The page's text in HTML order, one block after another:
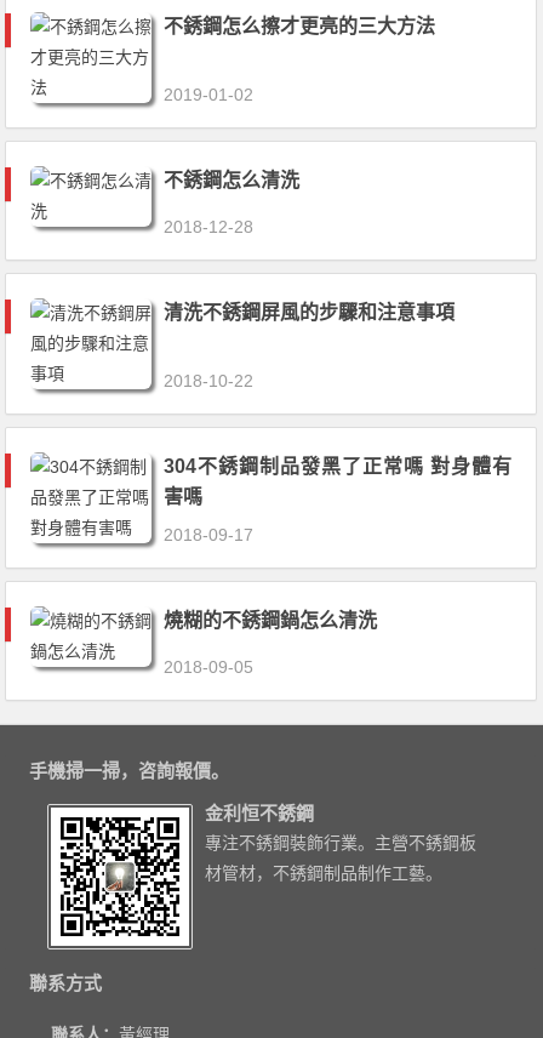
不銹鋼怎么擦才更亮的三大方法
2019-01-02
不銹鋼怎么清洗
2018-12-28
清洗不銹鋼屏風的步驟和注意事項
2018-10-22
304不銹鋼制品發黑了正常嗎 對身體有
害嗎
2018-09-17
燒糊的不銹鋼鍋怎么清洗
2018-09-05
手機掃一掃，咨詢報價。
金利恒不銹鋼
專注不銹鋼裝飾行業。主營不銹鋼板
材管材，不銹鋼制品制作工藝。
聯系方式
聯系人：黃經理